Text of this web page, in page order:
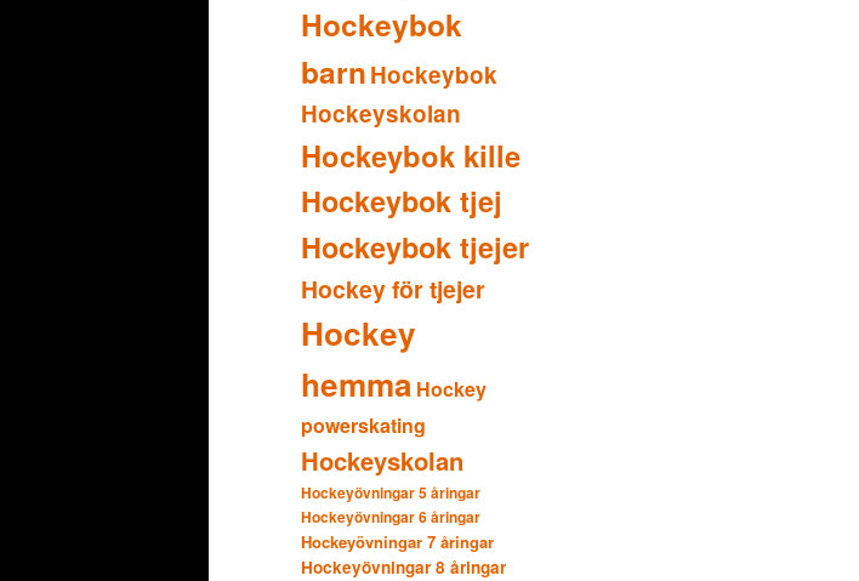
Hockeybok
barnHockeybok
Hockeyskolan
Hockeybok kille
Hockeybok tjej
Hockeybok tjejer
Hockey för tjejer
Hockey
hemma Hockey
powerskating
Hockeyskolan
Hockeyövningar 5 åringar
Hockeyövningar 6 åringar
Hockeyövningar 7 åringar
Hockeyövningar 8 åringar